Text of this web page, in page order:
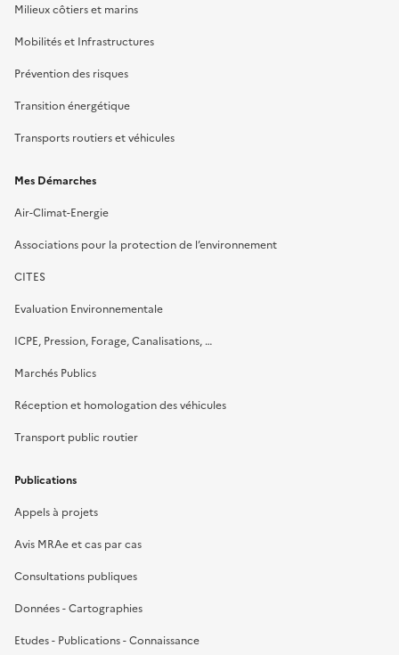
Milieux côtiers et marins
Mobilités et Infrastructures
Prévention des risques
Transition énergétique
Transports routiers et véhicules
Mes Démarches
Air-Climat-Energie
Associations pour la protection de l’environnement
CITES
Evaluation Environnementale
ICPE, Pression, Forage, Canalisations, …
Marchés Publics
Réception et homologation des véhicules
Transport public routier
Publications
Appels à projets
Avis MRAe et cas par cas
Consultations publiques
Données - Cartographies
Etudes - Publications - Connaissance